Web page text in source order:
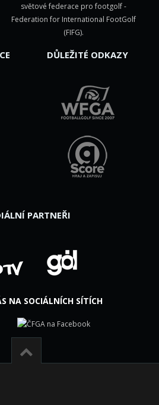
světové federace pro footgolf -
Federation for International FootGolf
(FIFG).
DŮLEŽITÉ ODKAZY
PARTNEŘI
NA SOCIÁLNÍCH SÍTÍCH